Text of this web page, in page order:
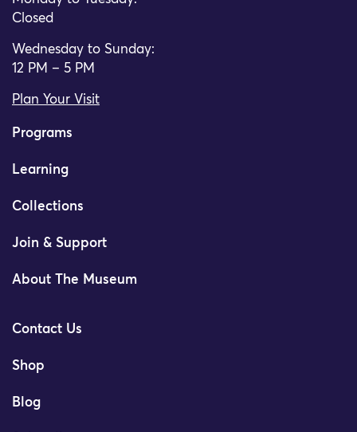
Closed
Wednesday to Sunday:
12 PM – 5 PM
Plan Your Visit
Programs
Learning
Collections
Join & Support
About The Museum
Contact Us
Shop
Blog